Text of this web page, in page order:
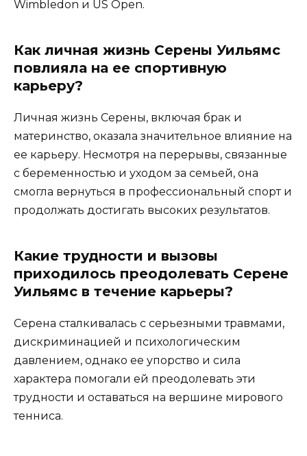
Wimbledon и US Open.
Как личная жизнь Серены Уильямс
повлияла на ее спортивную
карьеру?
Личная жизнь Серены, включая брак и
материнство, оказала значительное влияние на
ее карьеру. Несмотря на перерывы, связанные
с беременностью и уходом за семьей, она
смогла вернуться в профессиональный спорт и
продолжать достигать высоких результатов.
Какие трудности и вызовы
приходилось преодолевать Серене
Уильямс в течение карьеры?
Серена сталкивалась с серьезными травмами,
дискриминацией и психологическим
давлением, однако ее упорство и сила
характера помогали ей преодолевать эти
трудности и оставаться на вершине мирового
тенниса.